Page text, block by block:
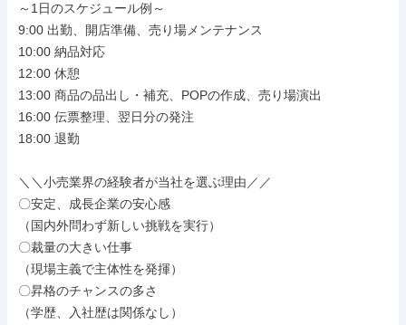
～1日のスケジュール例～
9:00 出勤、開店準備、売り場メンテナンス
10:00 納品対応
12:00 休憩
13:00 商品の品出し・補充、POPの作成、売り場演出
16:00 伝票整理、翌日分の発注
18:00 退勤
＼＼小売業界の経験者が当社を選ぶ理由／／
〇安定、成長企業の安心感
（国内外問わず新しい挑戦を実行）
〇裁量の大きい仕事
（現場主義で主体性を発揮）
〇昇格のチャンスの多さ
（学歴、入社歴は関係なし）